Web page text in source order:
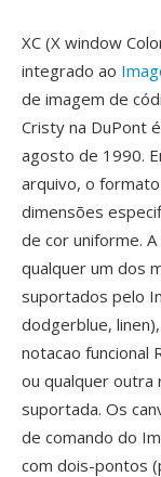
XC (X window
integrado ao
de imagem de
Cristy na DuPont
agosto de 1990.
arquivo, o
dimensões
de cor uniforme.
qualquer um dos
suportados pelo
dodgerblue,
notacao funcional
ou qualquer outra
suportada. Os
de comando do
com dois-pontos